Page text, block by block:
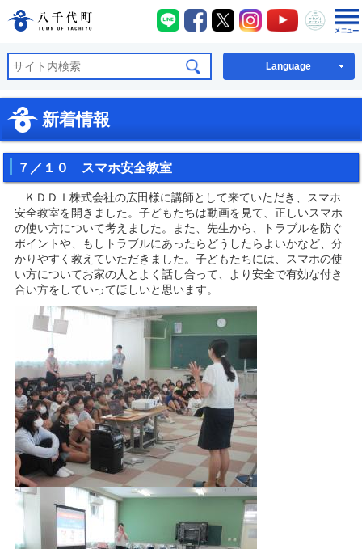
八千代町公式ホームページ
八千代町LINE
八千代町Facebook
八千代町X八千代町Instagram
八千代町
八千
Language
新着情報
７／１０ スマホ安全教室
ＫＤＤＩ株式会社の広田様に講師として来ていただき、スマホ
安全教室を開きました。子どもたちは動画を見て、正しいスマホ
の使い方について考えました。また、先生から、トラブルを防ぐ
ポイントや、もしトラブルにあったらどうしたらよいかなど、分
かりやすく教えていただきました。子どもたちには、スマホの使
い方についてお家の人とよく話し合って、より安全で有効な付き
合い方をしていってほしいと思います。